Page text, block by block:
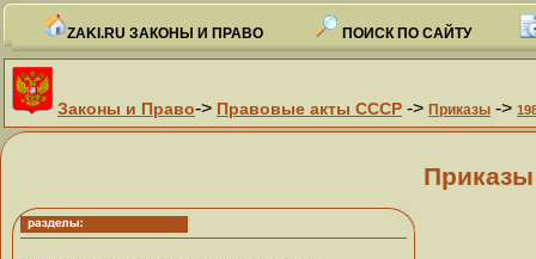
ZAKI.RU ЗАКОНЫ И ПРАВО ПОИСК ПО САЙТУ
Законы и Право-> Правовые акты СССР -> Приказы ->